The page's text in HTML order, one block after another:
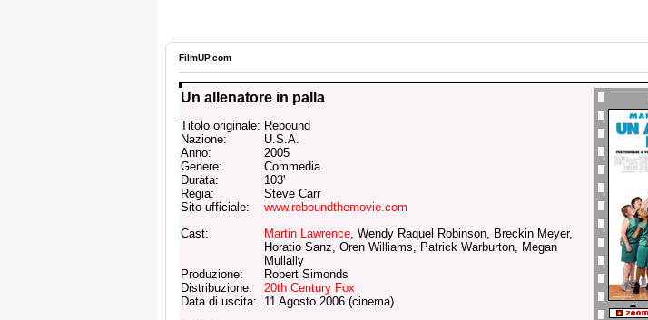
FilmUP.com
Un allenatore in palla
Titolo originale: Rebound
Nazione:
U.S.A.
Anno:
2005
Genere:
Commedia
Durata:
103'
Regia:
Steve Carr
Sito ufficiale:
www.reboundthemovie.com
Cast:
Martin Lawrence, Wendy Raquel Robinson, Breckin Meyer,
Horatio Sanz, Oren Williams, Patrick Warburton, Megan
Mullally
Produzione:
Robert Simonds
Distribuzione:
20th Century Fox
Data di uscita:
11 Agosto 2006 (cinema)